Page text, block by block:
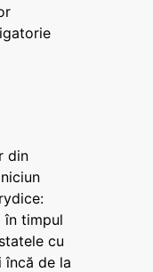
din
în timpul
cu
încă de la